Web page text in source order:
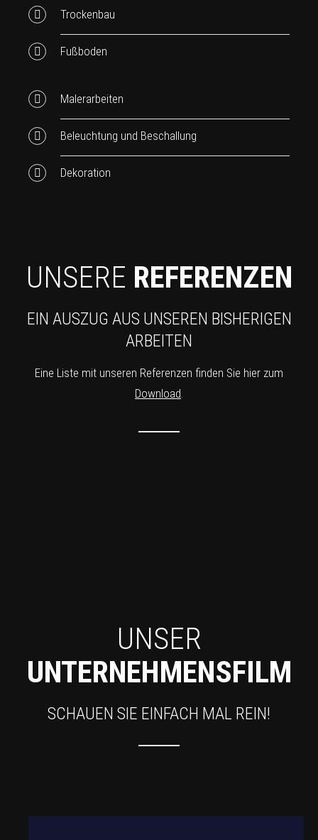
Trockenbau
Fußboden
Malerarbeiten
Beleuchtung und Beschallung
Dekoration
UNSERE REFERENZEN
EIN AUSZUG AUS UNSEREN BISHERIGEN
ARBEITEN
Eine Liste mit unseren Referenzen finden Sie hier zum
Download
UNSER
UNTERNEHMENSFILM
SCHAUEN SIE EINFACH MAL REIN!